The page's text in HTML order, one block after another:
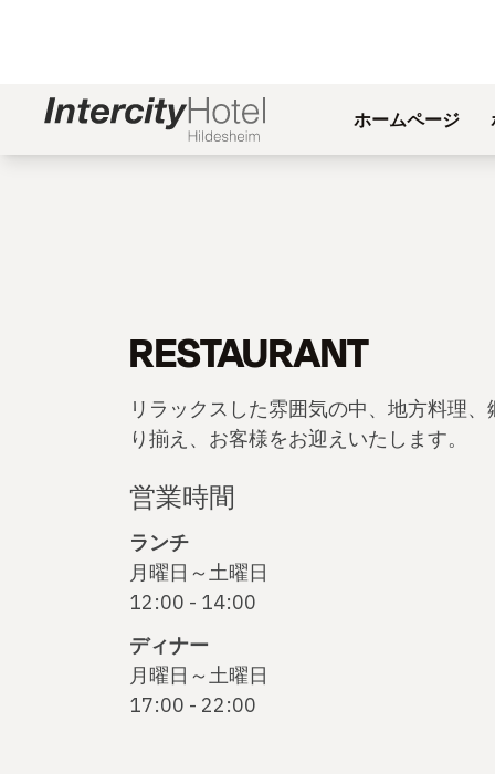
ホームページ
RESTAURANT
リラックスした雰囲気の中、地方料理
り揃え、お客様をお迎えいたします。
営業時間
ランチ
月曜日～土曜日
12:00 - 14:00
ディナー
月曜日～土曜日
17:00 - 22:00